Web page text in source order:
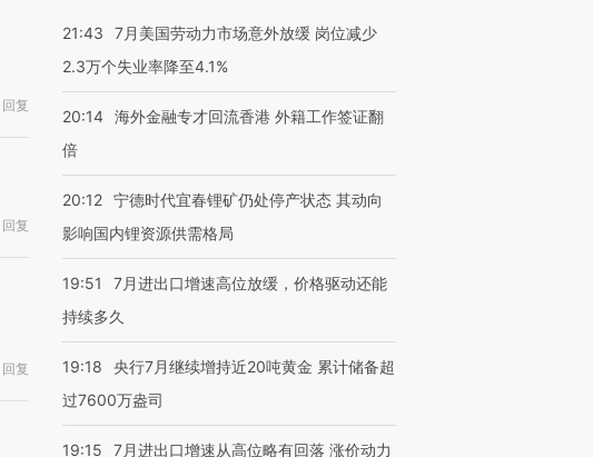
回复
回复
回复
21:43
7月美国劳动力市场意外放缓 岗位减少
2.3万个失业率降至4.1%
20:14 海外金融专才回流香港 外籍工作签证翻
倍
20:12 宁德时代宜春锂矿仍处停产状态 其动向
影响国内锂资源供需格局
19:51
7月进出口增速高位放缓，价格驱动还能
持续多久
19:18
央行7月继续增持近20吨黄金 累计储备超
过7600万盎司
19:15
7月进出口增速从高位略有回落 涨价动力